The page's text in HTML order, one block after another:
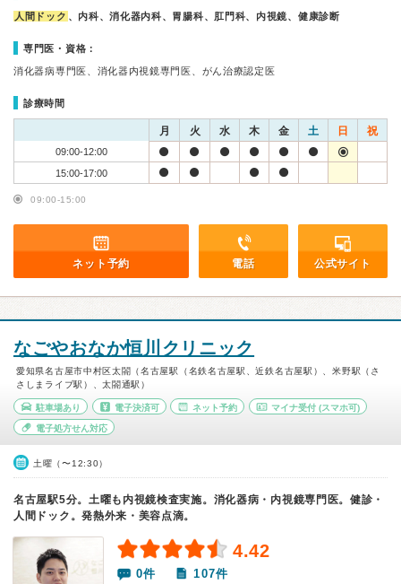
人間ドック 、内科、消化器内科、胃腸科、肛門科、内視鏡、健康診断
専門医・資格：
消化器病専門医、消化器内視鏡専門医、がん治療認定医
診療時間
月 火 水 木 金 土 日 祝
09:00-12:00
15:00-17:00
09:00-15:00
ネット予約 電話 公式サイト
なごやおなか恒川クリニック
愛知県名古屋市中村区太閤（名古屋駅（名鉄名古屋駅、近鉄名古屋駅）、米野駅（さ
さしまライブ駅）、太閤通駅）
駐車場あり 電子決済可 ネット予約 マイナ受付 (スマホ可)
電子処方せん対応
土曜（〜12:30）
名古屋駅5分。土曜も内視鏡検査実施。消化器病・内視鏡専門医。健診・
人間ドック。発熱外来・美容点滴。
4.42
0件 107件